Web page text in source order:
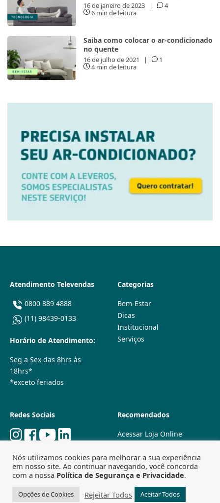
16 de janeiro de 2023 |
4
6 min de leitura
Saiba como colocar o ar-condicionado
no quente
16 de julho de 2021 |
1
4 min de leitura
Atendimento Televendas
0800 889 4888
(11) 98439-0133
Horário de Atendimento:
Seg a Sex das 8hrs às
18hrs*
*exceto feriados
Categorias
Bem-Estar
Dicas
Institucional
Serviços
Redes Sociais Recomendados
Acessar Loja Online
Lojas Físicas
Trabalhe Conosco
Powered byAgência Especializada em SEO
Nós utilizamos cookies para melhorar a sua experiência
em nosso site. Ao continuar navegando, você concorda
com a nossa Política de Segurança e Privacidade.
Opções de Cookies Rejeitar Todos Aceitar Todos